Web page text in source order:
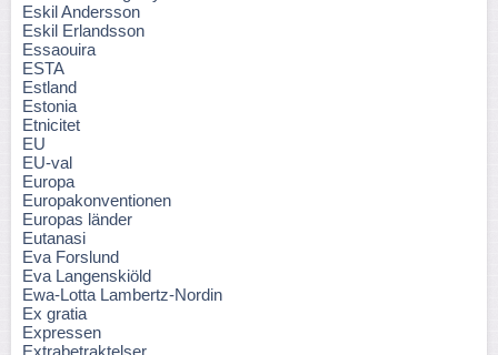
Eskil Andersson
Eskil Erlandsson
Essaouira
ESTA
Estland
Estonia
Etnicitet
EU
EU-val
Europa
Europakonventionen
Europas länder
Eutanasi
Eva Forslund
Eva Langenskiöld
Ewa-Lotta Lambertz-Nordin
Ex gratia
Expressen
Extrabetraktelser